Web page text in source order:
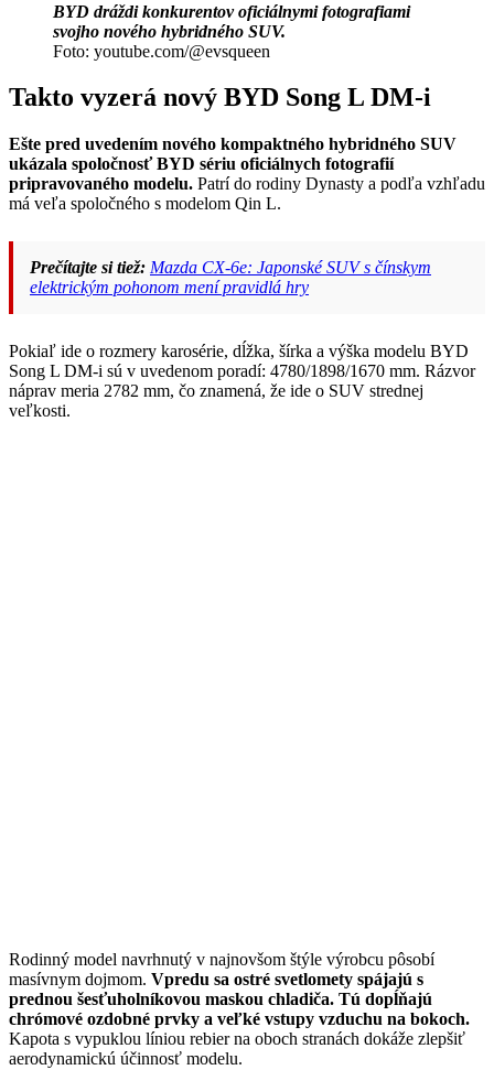
BYD dráždi konkurentov oficiálnymi fotografiami
svojho nového hybridného SUV.
Foto: youtube.com/@evsqueen
Takto vyzerá nový BYD Song L DM-i
Ešte pred uvedením nového kompaktného hybridného SUV
ukázala spoločnosť BYD sériu oficiálnych fotografií
pripravovaného modelu. Patrí do rodiny Dynasty a podľa vzhľadu
má veľa spoločného s modelom Qin L.
Prečítajte si tiež: Mazda CX-6e: Japonské SUV s čínskym
elektrickým pohonom mení pravidlá hry
Pokiaľ ide o rozmery karosérie, dĺžka, šírka a výška modelu BYD
Song L DM-i sú v uvedenom poradí: 4780/1898/1670 mm. Rázvor
náprav meria 2782 mm, čo znamená, že ide o SUV strednej
veľkosti.
Rodinný model navrhnutý v najnovšom štýle výrobcu pôsobí
masívnym dojmom. Vpredu sa ostré svetlomety spájajú s
prednou šesťuholníkovou maskou chladiča. Tú dopĺňajú
chrómové ozdobné prvky a veľké vstupy vzduchu na bokoch.
Kapota s vypuklou líniou rebier na oboch stranách dokáže zlepšiť
aerodynamickú účinnosť modelu.